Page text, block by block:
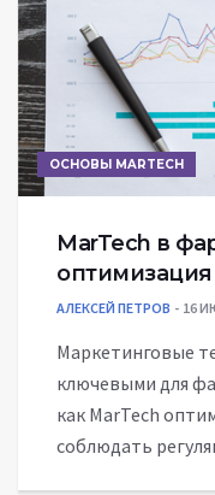
ОСНОВЫ MARTECH
MarTech в
АЛЕКСЕЙ ПЕТРОВ 16
Маркетинговые
ключевыми для
как MarTech
соблюдать